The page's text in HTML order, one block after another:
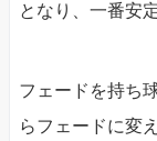
となり、一番安
フェードを持ち
らフェードに変